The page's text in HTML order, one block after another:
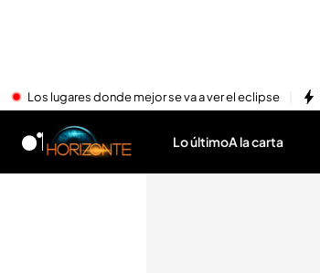
Los lugares donde mejor se va a ver el eclipse
Lo últimoA la carta